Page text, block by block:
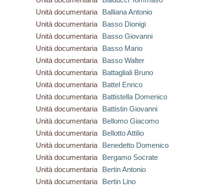
Unità documentaria
Balliana Antonio
Unità documentaria
Basso Dionigi
Unità documentaria
Basso Giovanni
Unità documentaria
Basso Mario
Unità documentaria
Basso Walter
Unità documentaria
Battagliali Bruno
Unità documentaria
Battel Enrico
Unità documentaria
Battistella Domenico
Unità documentaria
Battistin Giovanni
Unità documentaria
Bellomo Giacomo
Unità documentaria
Bellotto Attilio
Unità documentaria
Benedetto Domenico
Unità documentaria
Bergamo Socrate
Unità documentaria
Bertin Antonio
Unità documentaria
Bertin Lino